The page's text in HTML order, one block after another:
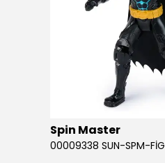
Spin Master